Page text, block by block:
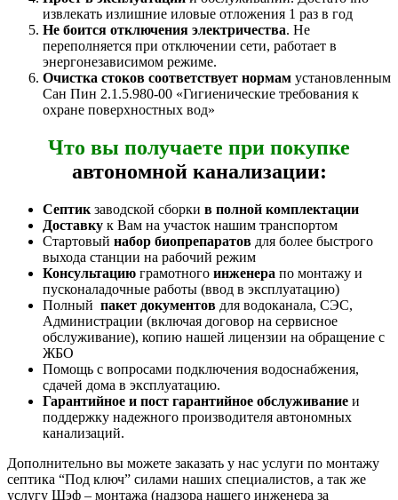
извлекать излишние иловые отложения 1 раз в год
Не боится отключения электричества. Не
переполняется при отключении сети, работает в
энергонезависимом режиме.
Очистка стоков соответствует нормам установленным
Сан Пин 2.1.5.980-00 «Гигиенические требования к
охране поверхностных вод»
Что вы получаете при покупке
автономной канализации:
Септик заводской сборки в полной комплектации
Доставку к Вам на участок нашим транспортом
Стартовый набор биопрепаратов для более быстрого
выхода станции на рабочий режим
Консультацию грамотного инженера по монтажу и
пусконаладочные работы (ввод в эксплуатацию)
Полный пакет документов для водоканала, СЭС,
Администрации (включая договор на сервисное
обслуживание), копию нашей лицензии на обращение с
ЖБО
Помощь с вопросами подключения водоснабжения,
сдачей дома в эксплуатацию.
Гарантийное и пост гарантийное обслуживание и
поддержку надежного производителя автономных
канализаций.
Дополнительно вы можете заказать у нас услуги по монтажу
септика “Под ключ” силами наших специалистов, а так же
услугу Шэф – монтажа (надзора нашего инженера за